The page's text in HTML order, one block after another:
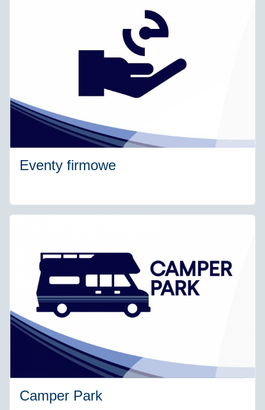
Eventy firmowe
Camper Park